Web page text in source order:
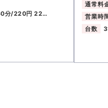
分/220円 22…
通常料
営業時
台数